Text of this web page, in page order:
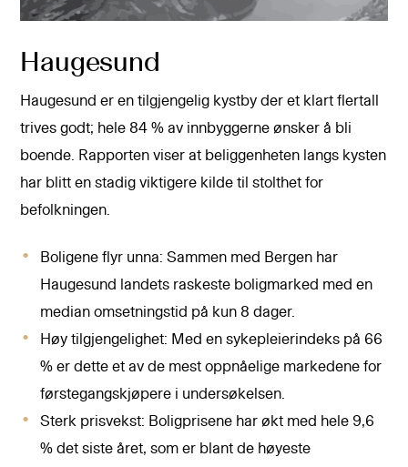
Haugesund
Haugesund er en tilgjengelig kystby der et klart flertall
trives godt; hele 84 % av innbyggerne ønsker å bli
boende. Rapporten viser at beliggenheten langs kysten
har blitt en stadig viktigere kilde til stolthet for
befolkningen.
Boligene flyr unna: Sammen med Bergen har
Haugesund landets raskeste boligmarked med en
median omsetningstid på kun 8 dager.
Høy tilgjengelighet: Med en sykepleierindeks på 66
% er dette et av de mest oppnåelige markedene for
førstegangskjøpere i undersøkelsen.
Sterk prisvekst: Boligprisene har økt med hele 9,6
% det siste året, som er blant de høyeste